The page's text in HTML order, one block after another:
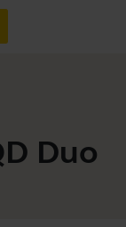
Duo